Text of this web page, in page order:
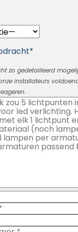
zo gedetailleerd
installateurs